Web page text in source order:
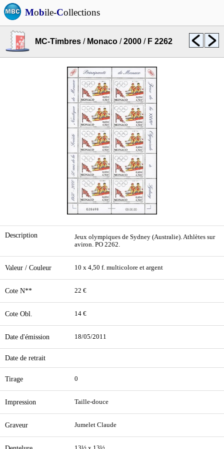
Mobile-Collections
MC-Timbres / Monaco /2000 / F 2262
Description
Jeux olympiques de Sydney (Australie). Athlètes sur
aviron. PO 2262.
Valeur / Couleur 10 x 4,50 f. multicolore et argent
Cote N** 22 €
Cote Obl. 14 €
Date d'émission 18/05/2011
Date de retrait
Tirage 0
Impression Taille-douce
Graveur Jumelet Claude